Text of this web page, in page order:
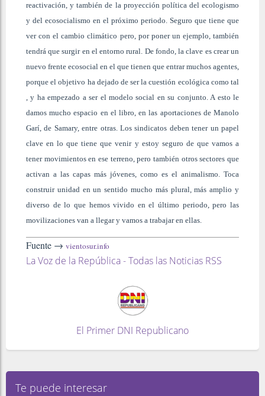
reactivación, y también de la proyección política del ecologismo
y del ecosocialismo en el próximo periodo. Seguro que tiene que
ver con el cambio climático pero, por poner un ejemplo, también
tendrá que surgir en el entorno rural. De fondo, la clave es crear un
nuevo frente ecosocial en el que tienen que entrar muchos agentes,
porque el objetivo ha dejado de ser la cuestión ecológica como tal
, y ha empezado a ser el modelo social en su conjunto. A esto le
damos mucho espacio en el libro, en las aportaciones de Manolo
Garí, de Samary, entre otras. Los sindicatos deben tener un papel
clave en lo que tiene que venir y estoy seguro de que vamos a
tener movimientos en ese terreno, pero también otros sectores que
activan a las capas más jóvenes, como es el animalismo. Toca
construir unidad en un sentido mucho más plural, más amplio y
diverso de lo que hemos vivido en el último periodo, pero las
movilizaciones van a llegar y vamos a trabajar en ellas.
Fuente → vientosur.info
La Voz de la República - Todas las Noticias RSS
El Primer DNI Republicano
Te puede interesar